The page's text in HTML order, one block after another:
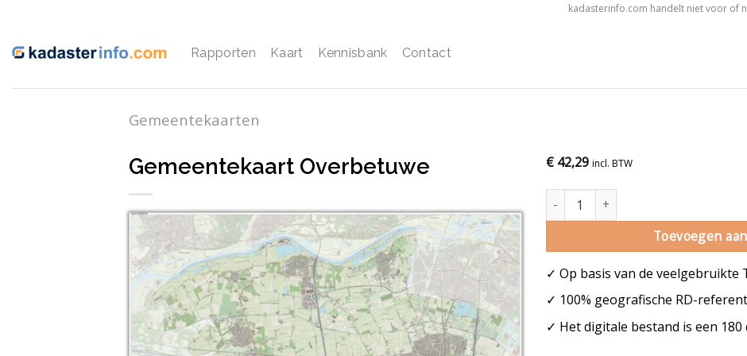
inhoud
kadasterinfo.com handelt niet voor of
Rapporten Kaart Kennisbank Contact
Gemeentekaarten
Gemeentekaart Overbetuwe € 42,29 incl. BTW
Gemeentekaart Overbetuwe aantal
Toevoegen
✓ Op basis van de veelgebruikte
✓ 100% geografische RD-
✓ Het digitale bestand is een 180